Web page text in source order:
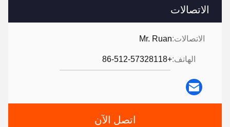
الاتصالات
الاتصالات:Mr. Ruan
الهاتف:+86-512-57328118
اتصل الآن